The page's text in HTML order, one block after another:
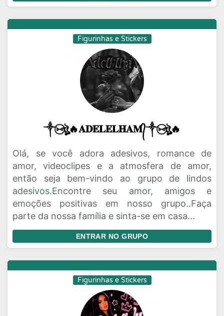
Figurinhas e Stickers
༒⑅⃝ঔৣ🔥𝐀𝐃𝐄𝐋𝐄𝐋𝐇𝐀𝐌᭄༒⑅⃝ঔৣ🔥
Olá, se você adora adesivos, romance de
amor, videoclipes e a atmosfera de amor,
então seja bem-vindo ao grupo de lindos
adesivos.Encontre seu amor, amigos e
emoções positivas em nosso grupo..Faça
parte da nossa família e sinta-se em casa...
ENTRAR NO GRUPO
Figurinhas e Stickers